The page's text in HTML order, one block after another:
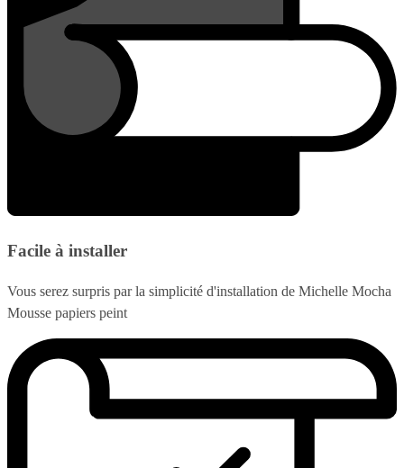
Facile à installer
Vous serez surpris par la simplicité d'installation de Michelle Mocha
Mousse papiers peint